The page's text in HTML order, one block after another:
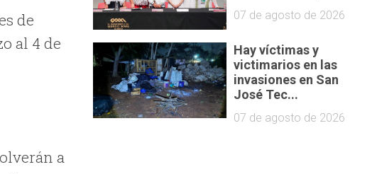
de
al 4 de
a
07 de agosto de 2026
Hay víctimas y
victimarios en las
invasiones en San
José Tec...
07 de agosto de 2026